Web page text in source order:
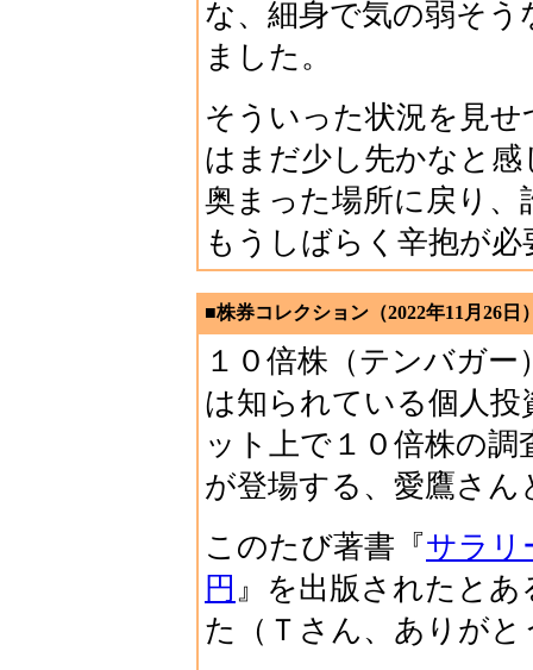
な、細身で気の弱そ
ました。
そういった状況を見
はまだ少し先かなと
奥まった場所に戻り
もうしばらく辛抱が
■株券コレクション（2022年11月26日
１０倍株（テンバガ
は知られている個人
ット上で１０倍株の
が登場する、愛鷹さん
このたび著書『サラリ
円 』を出版されたと
た（Ｔさん、ありが